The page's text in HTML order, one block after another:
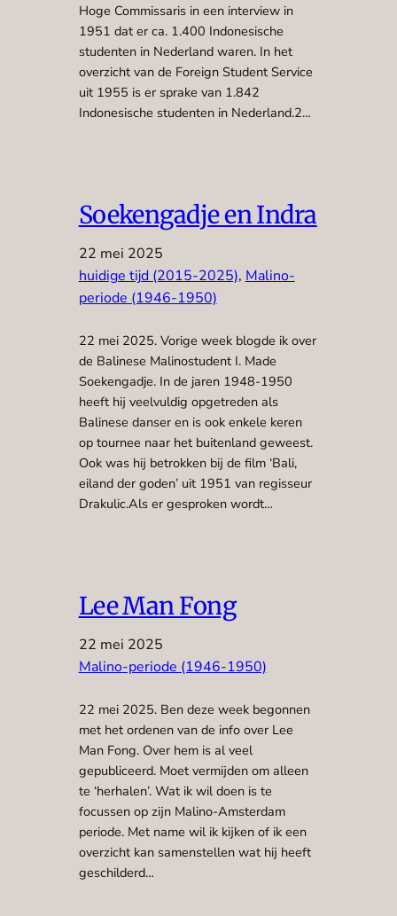
Hoge Commissaris in een interview in
1951 dat er ca. 1.400 Indonesische
studenten in Nederland waren. In het
overzicht van de Foreign Student Service
uit 1955 is er sprake van 1.842
Indonesische studenten in Nederland.2…
Soekengadje en Indra
22 mei 2025
huidige tijd (2015-2025), Malino-
periode (1946-1950)
22 mei 2025. Vorige week blogde ik over
de Balinese Malinostudent I. Made
Soekengadje. In de jaren 1948-1950
heeft hij veelvuldig opgetreden als
Balinese danser en is ook enkele keren
op tournee naar het buitenland geweest.
Ook was hij betrokken bij de film ‘Bali,
eiland der goden’ uit 1951 van regisseur
Drakulic.Als er gesproken wordt…
Lee Man Fong
22 mei 2025
Malino-periode (1946-1950)
22 mei 2025. Ben deze week begonnen
met het ordenen van de info over Lee
Man Fong. Over hem is al veel
gepubliceerd. Moet vermijden om alleen
te ‘herhalen’. Wat ik wil doen is te
focussen op zijn Malino-Amsterdam
periode. Met name wil ik kijken of ik een
overzicht kan samenstellen wat hij heeft
geschilderd…